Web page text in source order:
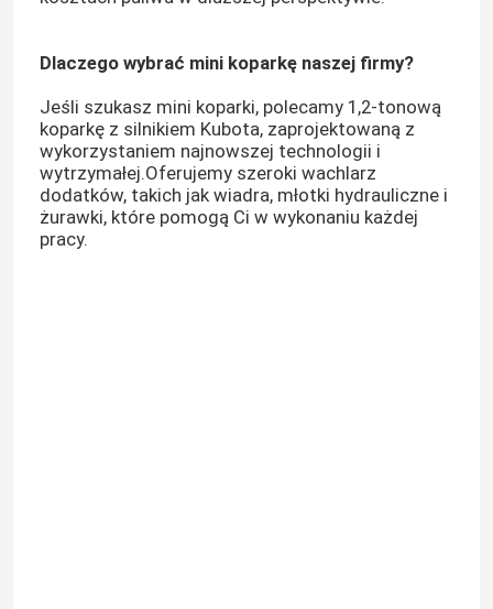
Dlaczego wybrać mini koparkę naszej firmy?
Jeśli szukasz mini koparki, polecamy 1,2-tonową
koparkę z silnikiem Kubota, zaprojektowaną z
wykorzystaniem najnowszej technologii i
wytrzymałej.Oferujemy szeroki wachlarz
dodatków, takich jak wiadra, młotki hydrauliczne i
żurawki, które pomogą Ci w wykonaniu każdej
pracy.